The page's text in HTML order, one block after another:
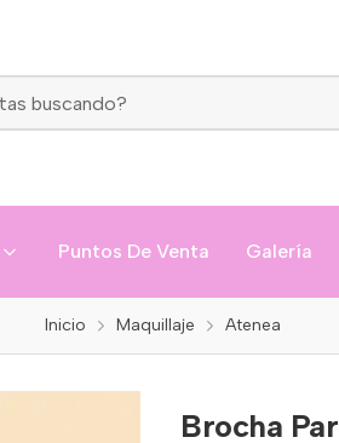
Puntos De Venta Galería
Inicio Maquillaje Atenea
Brocha